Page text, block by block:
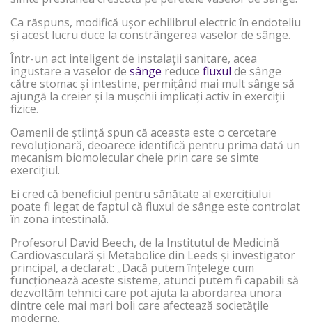
Ca răspuns, modifică ușor echilibrul electric în endoteliu
și acest lucru duce la constrângerea vaselor de sânge.
Într-un act inteligent de instalații sanitare, acea
îngustare a vaselor de sânge reduce fluxul de sânge
către stomac și intestine, permițând mai mult sânge să
ajungă la creier și la mușchii implicați activ în exerciții
fizice.
Oamenii de știință spun că aceasta este o cercetare
revoluționară, deoarece identifică pentru prima dată un
mecanism biomolecular cheie prin care se simte
exercițiul.
Ei cred că beneficiul pentru sănătate al exercițiului
poate fi legat de faptul că fluxul de sânge este controlat
în zona intestinală.
Profesorul David Beech, de la Institutul de Medicină
Cardiovasculară și Metabolice din Leeds și investigator
principal, a declarat: „Dacă putem înțelege cum
funcționează aceste sisteme, atunci putem fi capabili să
dezvoltăm tehnici care pot ajuta la abordarea unora
dintre cele mai mari boli care afectează societățile
moderne.